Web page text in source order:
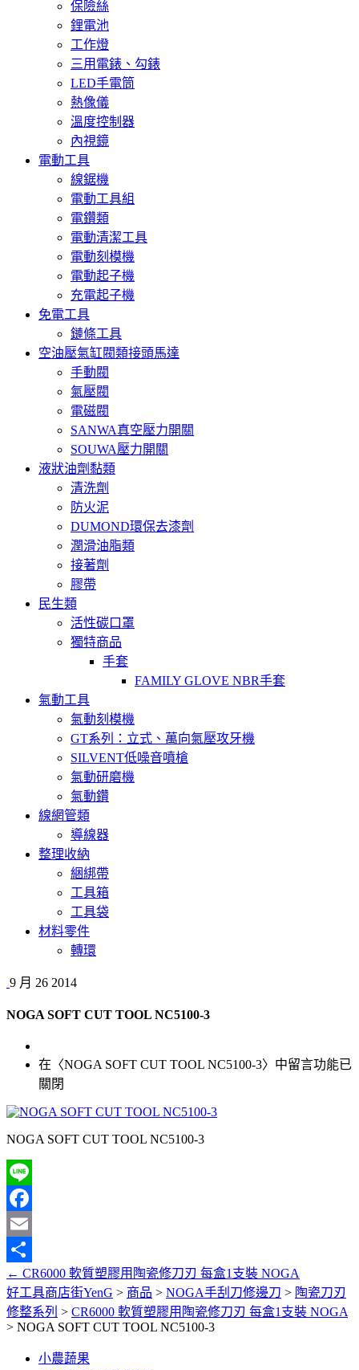
保險絲
鋰電池
工作燈
三用電錶、勾錶
LED手電筒
熱像儀
溫度控制器
內視鏡
電動工具
線鋸機
電動工具組
電鑽類
電動清潔工具
電動刻模機
電動起子機
充電起子機
免電工具
鏈條工具
空油壓氣缸閥類接頭馬達
手動閥
氣壓閥
電磁閥
SANWA真空壓力開關
SOUWA壓力開關
液狀油劑黏類
清洗劑
防火泥
DUMOND環保去漆劑
潤滑油脂類
接著劑
膠帶
民生類
活性碳口罩
獨特商品
手套
FAMILY GLOVE NBR手套
氣動工具
氣動刻模機
GT系列：立式、萬向氣壓攻牙機
SILVENT低噪音噴槍
氣動研磨機
氣動鑽
線網管類
導線器
整理收納
綑綁帶
工具箱
工具袋
材料零件
轉環
9 月 26 2014
NOGA SOFT CUT TOOL NC5100-3
在〈NOGA SOFT CUT TOOL NC5100-3〉中留言功能已
關閉
NOGA SOFT CUT TOOL NC5100-3
Line
Facebook
Email
分
享
← CR6000 軟質塑膠用陶瓷修刀刃 每盒1支裝 NOGA
好工具商店街YenG > 商品 > NOGA手刮刀修邊刀 > 陶瓷刀刃
修整系列 > CR6000 軟質塑膠用陶瓷修刀刃 每盒1支裝 NOGA
> NOGA SOFT CUT TOOL NC5100-3
小農蔬果